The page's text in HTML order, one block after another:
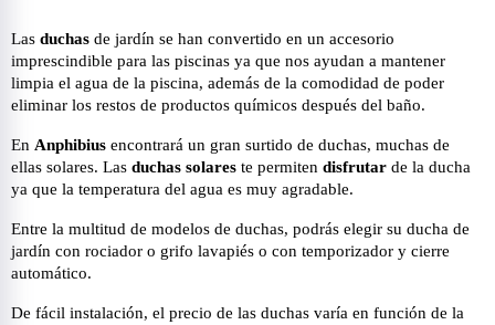
Las duchas de jardín se han convertido en un accesorio
imprescindible para las piscinas ya que nos ayudan a mantener
limpia el agua de la piscina, además de la comodidad de poder
eliminar los restos de productos químicos después del baño.
En Anphibius encontrará un gran surtido de duchas, muchas de
ellas solares. Las duchas solares te permiten disfrutar de la ducha
ya que la temperatura del agua es muy agradable.
Entre la multitud de modelos de duchas, podrás elegir su ducha de
jardín con rociador o grifo lavapiés o con temporizador y cierre
automático.
De fácil instalación, el precio de las duchas varía en función de la